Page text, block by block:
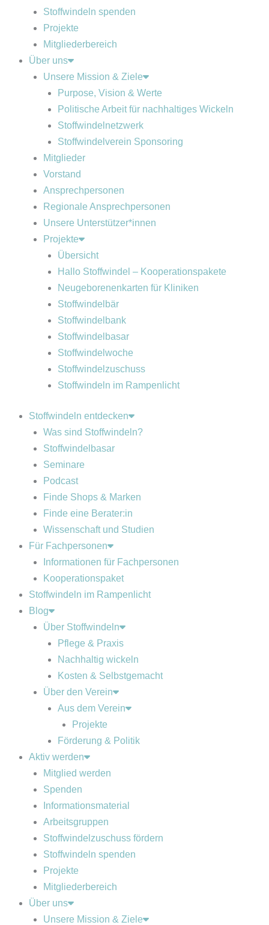
Stoffwindeln spenden
Projekte
Mitgliederbereich
Über uns
Unsere Mission & Ziele
Purpose, Vision & Werte
Politische Arbeit für nachhaltiges Wickeln
Stoffwindelnetzwerk
Stoffwindelverein Sponsoring
Mitglieder
Vorstand
Ansprechpersonen
Regionale Ansprechpersonen
Unsere Unterstützer*innen
Projekte
Übersicht
Hallo Stoffwindel – Kooperationspakete
Neugeborenenkarten für Kliniken
Stoffwindelbär
Stoffwindelbank
Stoffwindelbasar
Stoffwindelwoche
Stoffwindelzuschuss
Stoffwindeln im Rampenlicht
Stoffwindeln entdecken
Was sind Stoffwindeln?
Stoffwindelbasar
Seminare
Podcast
Finde Shops & Marken
Finde eine Berater:in
Wissenschaft und Studien
Für Fachpersonen
Informationen für Fachpersonen
Kooperationspaket
Stoffwindeln im Rampenlicht
Blog
Über Stoffwindeln
Pflege & Praxis
Nachhaltig wickeln
Kosten & Selbstgemacht
Über den Verein
Aus dem Verein
Projekte
Förderung & Politik
Aktiv werden
Mitglied werden
Spenden
Informationsmaterial
Arbeitsgruppen
Stoffwindelzuschuss fördern
Stoffwindeln spenden
Projekte
Mitgliederbereich
Über uns
Unsere Mission & Ziele